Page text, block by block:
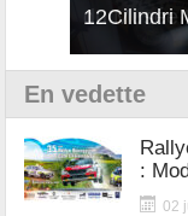
12Cilindri
En vedette
:
02